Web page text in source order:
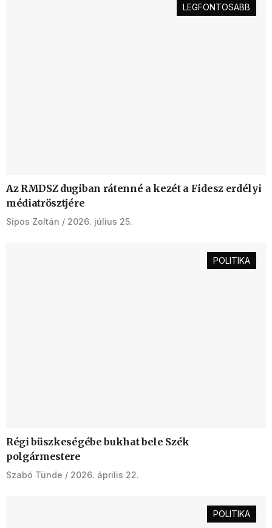
LEGFONTOSABB
Az RMDSZ dugiban rátenné a kezét a Fidesz erdélyi
médiatrösztjére
Sipos Zoltán 2026. július 25.
POLITIKA
Régi büszkeségébe bukhat bele Szék
polgármestere
Szabó Tünde 2026. április 22.
POLITIKA